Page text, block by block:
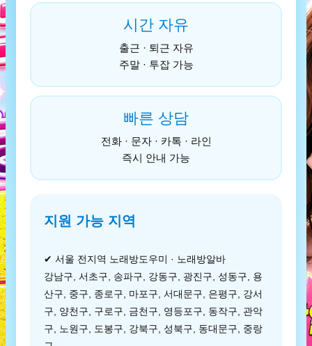
시간 자유
출근 · 퇴근 자유
주말 · 투잡 가능
빠른 상담
전화 · 문자 · 카톡 · 라인
즉시 안내 가능
지원 가능 지역
✔ 서울 전지역 노래방도우미 · 노래방알바
강남구, 서초구, 송파구, 강동구, 광진구, 성동구, 용
산구, 중구, 종로구, 마포구, 서대문구, 은평구, 강서
구, 양천구, 구로구, 금천구, 영등포구, 동작구, 관악
구, 노원구, 도봉구, 강북구, 성북구, 동대문구, 중랑